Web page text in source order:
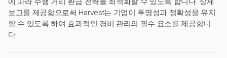
보고를 제공함으로써 Harvest는 기업이 투명성과 정확성을 유지
할 수 있도록 하여 효과적인 경비 관리의 필수 요소를 제공합니
다.